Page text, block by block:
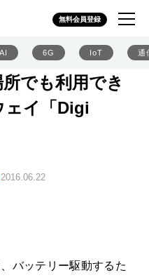
無料会員登録
AI 6G IoT 通
でも利用でき
ェイ「Digi
2016.06.22
バッテリー駆動するた